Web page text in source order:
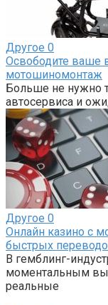
Другое 0
Освободите ваше
мотошиномонтаж
Больше не нужно
автосервиса и
Другое 0
Онлайн казино с
быстрых
В гемблинг-
моментальным
реальные